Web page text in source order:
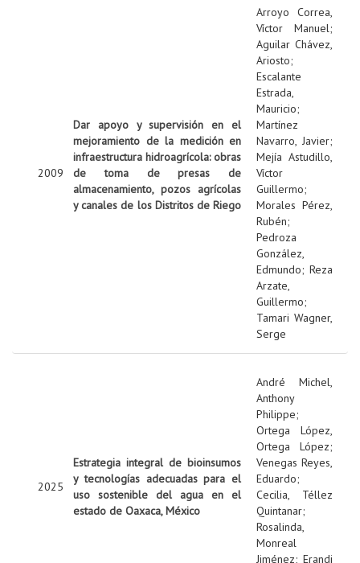
2009
Dar apoyo y supervisión en el
mejoramiento de la medición en
infraestructura hidroagrícola: obras
de toma de presas de
almacenamiento, pozos agrícolas
y canales de los Distritos de Riego
Arroyo Correa,
Víctor Manuel;
Aguilar Chávez,
Ariosto;
Escalante
Estrada,
Mauricio;
Martínez
Navarro, Javier;
Mejía Astudillo,
Víctor
Guillermo;
Morales Pérez,
Rubén;
Pedroza
González,
Edmundo; Reza
Arzate,
Guillermo;
Tamari Wagner,
Serge
2025
Estrategia integral de bioinsumos
y tecnologías adecuadas para el
uso sostenible del agua en el
estado de Oaxaca, México
André Michel,
Anthony
Philippe;
Ortega López,
Ortega López;
Venegas Reyes,
Eduardo;
Cecilia, Téllez
Quintanar;
Rosalinda,
Monreal
Jiménez; Erandi